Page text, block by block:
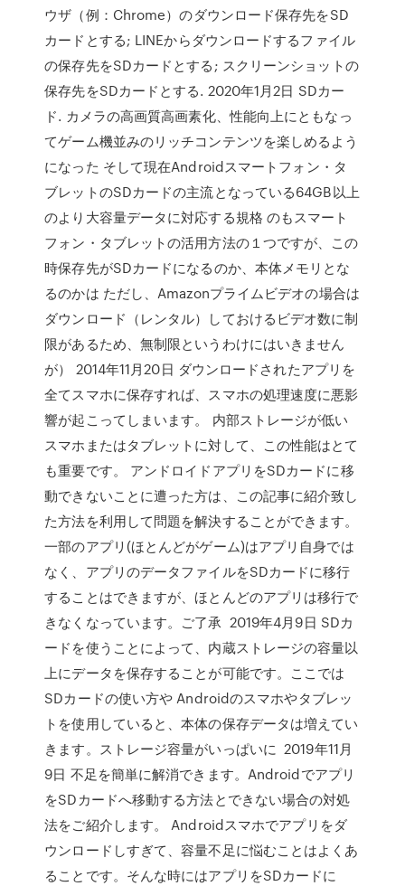
ウザ（例：Chrome）のダウンロード保存先をSD
カードとする; LINEからダウンロードするファイル
の保存先をSDカードとする; スクリーンショットの
保存先をSDカードとする. 2020年1月2日 SDカー
ド. カメラの高画質高画素化、性能向上にともなっ
てゲーム機並みのリッチコンテンツを楽しめるよう
になった そして現在Androidスマートフォン・タ
ブレットのSDカードの主流となっている64GB以上
のより大容量データに対応する規格 のもスマート
フォン・タブレットの活用方法の１つですが、この
時保存先がSDカードになるのか、本体メモリとな
るのかは ただし、Amazonプライムビデオの場合は
ダウンロード（レンタル）しておけるビデオ数に制
限があるため、無制限というわけにはいきません
が） 2014年11月20日 ダウンロードされたアプリを
全てスマホに保存すれば、スマホの処理速度に悪影
響が起こってしまいます。 内部ストレージが低い
スマホまたはタブレットに対して、この性能はとて
も重要です。 アンドロイドアプリをSDカードに移
動できないことに遭った方は、この記事に紹介致し
た方法を利用して問題を解決することができます。
一部のアプリ(ほとんどがゲーム)はアプリ自身では
なく、アプリのデータファイルをSDカードに移行
することはできますが、ほとんどのアプリは移行で
きなくなっています。ご了承 2019年4月9日 SDカ
ードを使うことによって、内蔵ストレージの容量以
上にデータを保存することが可能です。ここでは
SDカードの使い方や Androidのスマホやタブレッ
トを使用していると、本体の保存データは増えてい
きます。ストレージ容量がいっぱいに 2019年11月
9日 不足を簡単に解消できます。Androidでアプリ
をSDカードへ移動する方法とできない場合の対処
法をご紹介します。 Androidスマホでアプリをダ
ウンロードしすぎて、容量不足に悩むことはよくあ
ることです。そんな時にはアプリをSDカードに